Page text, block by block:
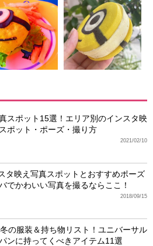
スポット15選！エリア別のインスタ映
ポット・ポーズ・撮り方
2021/02/10
タ映え写真スポットとおすすめポーズ
でかわいい写真を撮るならここ！
2018/09/15
冬の服装＆持ち物リスト！ユニバーサル
ンに持ってくべきアイテム11選